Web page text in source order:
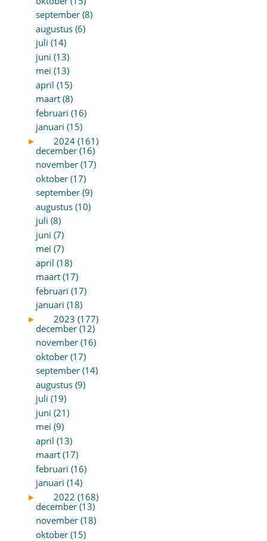
september (8)
augustus (6)
juli (14)
juni (13)
mei (13)
april (15)
maart (8)
februari (16)
januari (15)
►
2024 (161)
december (16)
november (17)
oktober (17)
september (9)
augustus (10)
juli (8)
juni (7)
mei (7)
april (18)
maart (17)
februari (17)
januari (18)
►
2023 (177)
december (12)
november (16)
oktober (17)
september (14)
augustus (9)
juli (19)
juni (21)
mei (9)
april (13)
maart (17)
februari (16)
januari (14)
►
2022 (168)
december (13)
november (18)
oktober (15)